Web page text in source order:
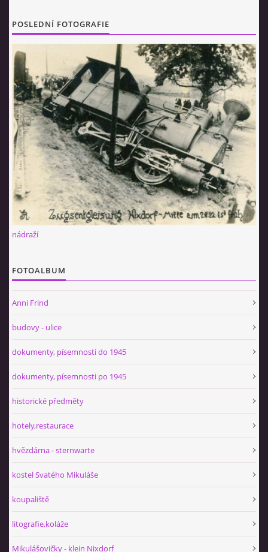
POSLEDNÍ FOTOGRAFIE
nádraží
FOTOALBUM
Anni Frind
budovy - ulice
dokumenty, písemnosti do 1945
dokumenty, písemnosti po 1945
historické předměty
hotely,restaurace
hvězdárna - sternwarte
kostel Svatého Mikuláše
koupaliště
litografie,koláže
Mikulášovičky - klein Nixdorf